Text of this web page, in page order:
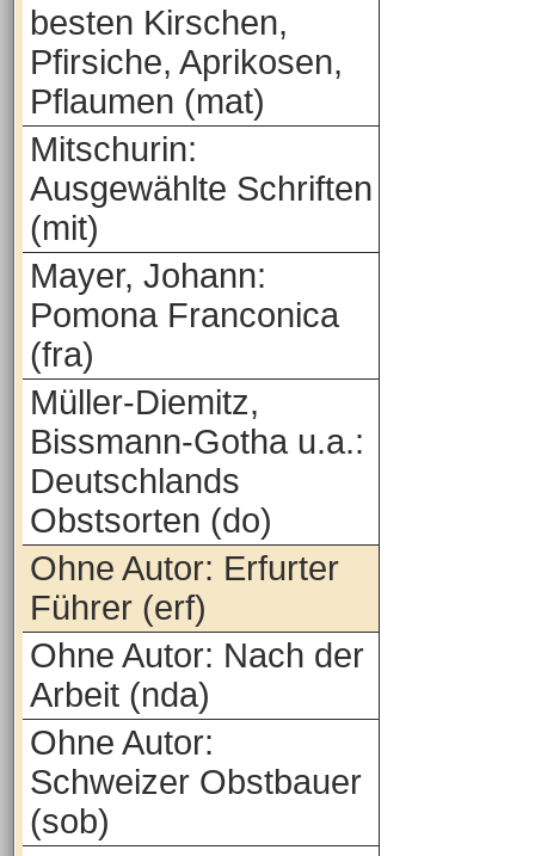
besten Kirschen,
Pfirsiche, Aprikosen,
Pflaumen (mat)
Mitschurin:
Ausgewählte Schriften
(mit)
Mayer, Johann:
Pomona Franconica
(fra)
Müller-Diemitz,
Bissmann-Gotha u.a.:
Deutschlands
Obstsorten (do)
Ohne Autor: Erfurter
Führer (erf)
Ohne Autor: Nach der
Arbeit (nda)
Ohne Autor:
Schweizer Obstbauer
(sob)